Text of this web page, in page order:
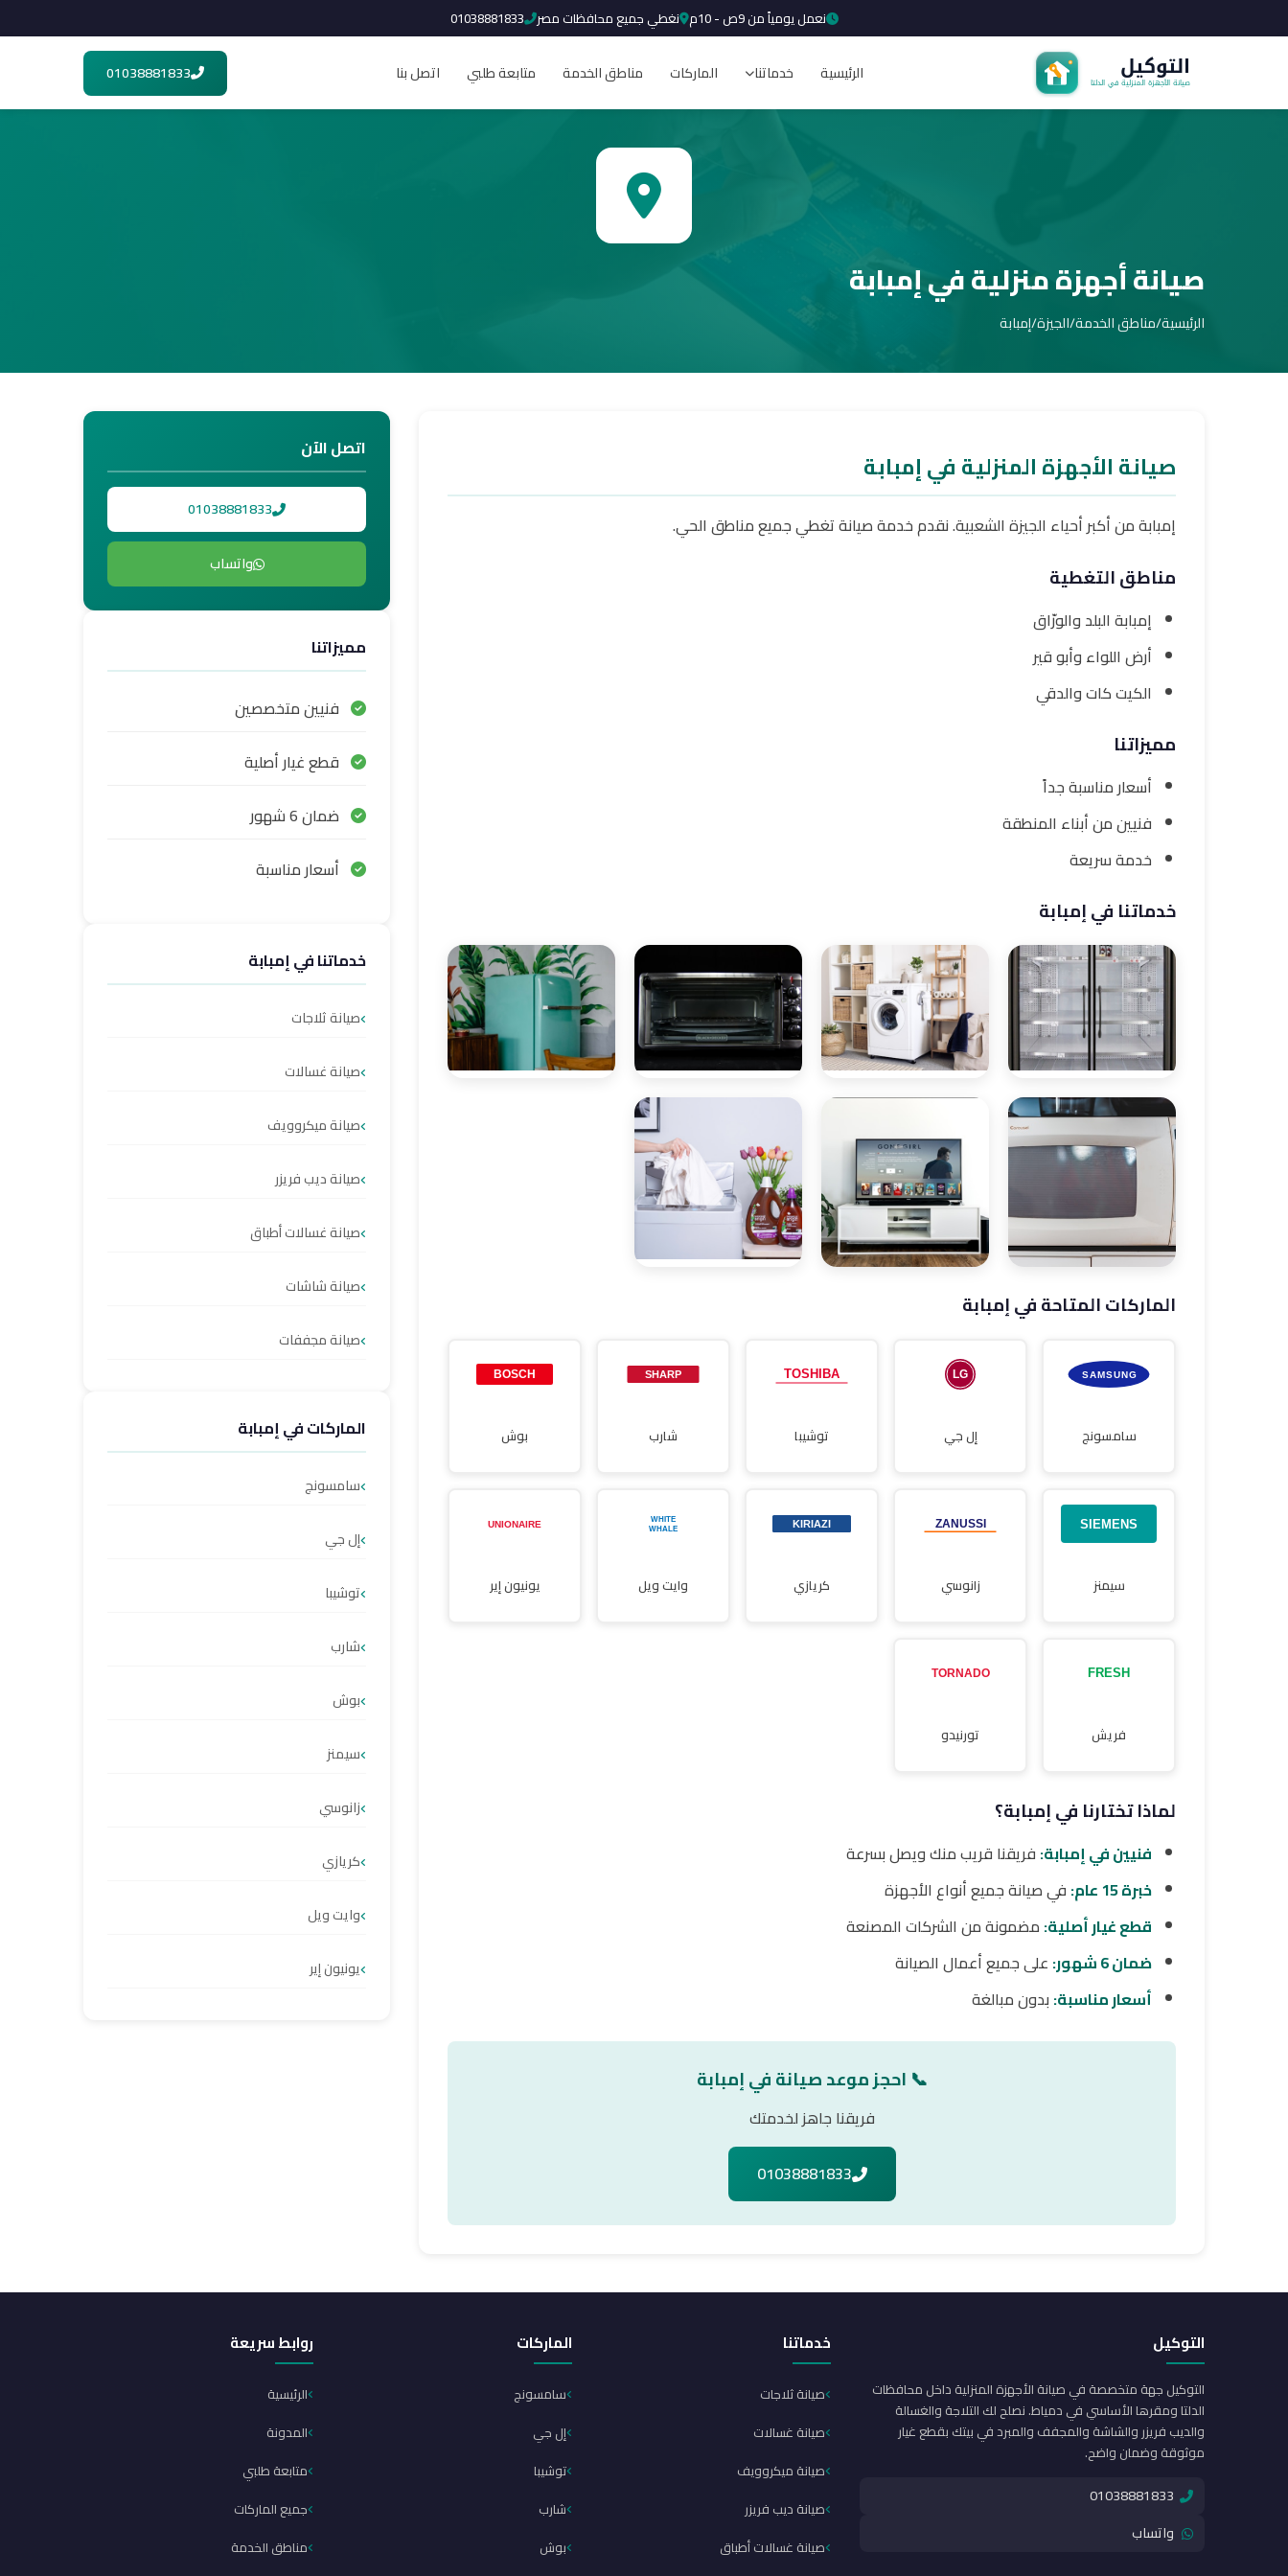
نعمل يومياً من 9ص - 10م نغطي جميع محافظات مصر 01038881833
الرئيسية خدماتنا الماركات مناطق الخدمة متابعة طلبي اتصل بنا 01038881833
صيانة أجهزة منزلية في إمبابة
الرئيسية/مناطق الخدمة/الجيزة/إمبابة
صيانة الأجهزة المنزلية في إمبابة
إمبابة من أكبر أحياء الجيزة الشعبية. نقدم خدمة صيانة تغطي جميع مناطق الحي.
مناطق التغطية
إمبابة البلد والورّاق
أرض اللواء وأبو قير
الكيت كات والدقي
مميزاتنا
أسعار مناسبة جداً
فنيين من أبناء المنطقة
خدمة سريعة
خدماتنا في إمبابة
صيانة ثلاجات صيانة غسالات
صيانة
ميكروويف
أطباق
صيانة مجففات
الماركات المتاحة في إمبابة
سامسونج إل جي توشيبا شارب بوش
سيمنز زانوسي كريازي وايت ويل يونيون إير
فريش تورنيدو
لماذا تختارنا في إمبابة؟
فنيين في إمبابة: فريقنا قريب منك ويصل بسرعة
خبرة 15 عام:
في صيانة جميع أنواع الأجهزة
قطع غيار أصلية: مضمونة من الشركات المصنعة
ضمان 6 شهور:
على جميع أعمال الصيانة
أسعار مناسبة: بدون مبالغة
📞 احجز موعد صيانة في إمبابة
فريقنا جاهز لخدمتك
01038881833
اتصل الآن
01038881833
واتساب
مميزاتنا
فنيين متخصصين
قطع غيار أصلية
ضمان 6 شهور
أسعار مناسبة
خدماتنا في إمبابة
صيانة ثلاجات
صيانة غسالات
صيانة ميكروويف
صيانة ديب فريزر
صيانة غسالات أطباق
صيانة شاشات
صيانة مجففات
الماركات في إمبابة
سامسونج
إل جي
توشيبا
شارب
بوش
سيمنز
زانوسي
كريازي
وايت ويل
يونيون إير
التوكيل
التوكيل جهة متخصصة في صيانة الأجهزة المنزلية داخل محافظات
الدلتا ومقرها الأساسي في دمياط. نصلح لك التلاجة والغسالة
والديب فريزر والشاشة والمجفف والمبرد في بيتك بقطع غيار
موثوقة وضمان واضح.
01038881833
واتساب
خدماتنا
صيانة ثلاجات
صيانة غسالات
صيانة ميكروويف
صيانة ديب فريزر
صيانة غسالات أطباق
الماركات
سامسونج
إل جي
توشيبا
شارب
بوش
روابط سريعة
الرئيسية
المدونة
متابعة طلبي
جميع الماركات
مناطق الخدمة